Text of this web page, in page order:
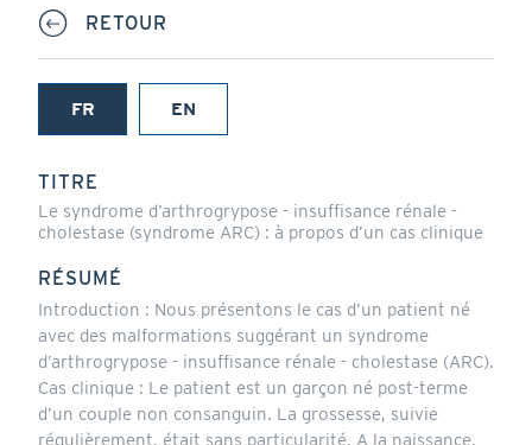
RETOUR
FR
(onglet
EN
TITRE
Le syndrome d’arthrogrypose - insuffisance rénale -
cholestase (syndrome ARC) : à propos d’un cas clinique
RÉSUMÉ
Introduction : Nous présentons le cas d’un patient né
avec des malformations suggérant un syndrome
d’arthrogrypose - insuffisance rénale - cholestase (ARC).
Cas clinique : Le patient est un garçon né post-terme
d’un couple non consanguin. La grossesse, suivie
régulièrement, était sans particularité. A la naissance,